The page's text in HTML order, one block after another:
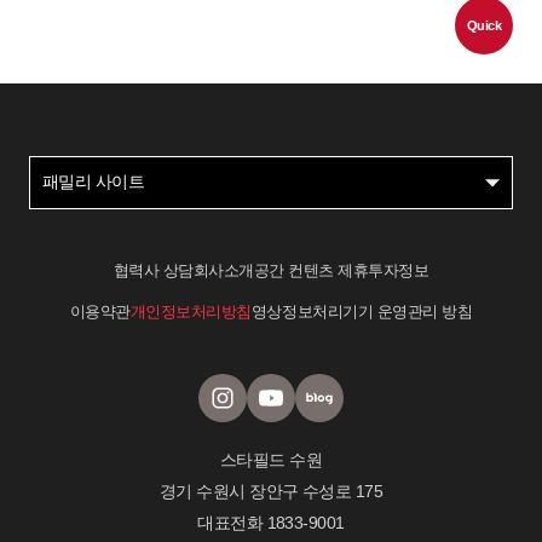
Quick
패밀리 사이트
협력사 상담회사소개 공간 컨텐츠 제휴투자정보
이용약관개인정보처리방침 영상정보처리기기 운영관리 방침
스타필드 수원
경기 수원시 장안구 수성로 175
대표전화 1833-9001